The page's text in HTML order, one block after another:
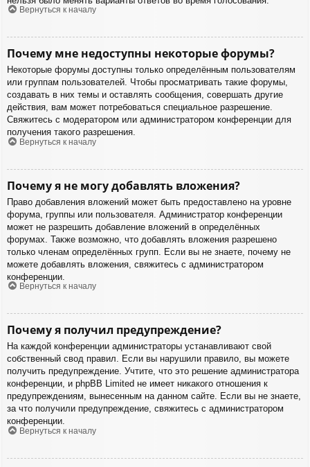
Вернуться к началу
Почему мне недоступны некоторые форумы?
Некоторые форумы доступны только определённым пользователям
или группам пользователей. Чтобы просматривать такие форумы,
создавать в них темы и оставлять сообщения, совершать другие
действия, вам может потребоваться специальное разрешение.
Свяжитесь с модератором или администратором конференции для
получения такого разрешения.
Вернуться к началу
Почему я не могу добавлять вложения?
Право добавления вложений может быть предоставлено на уровне
форума, группы или пользователя. Администратор конференции
может не разрешить добавление вложений в определённых
форумах. Также возможно, что добавлять вложения разрешено
только членам определённых групп. Если вы не знаете, почему не
можете добавлять вложения, свяжитесь с администратором
конференции.
Вернуться к началу
Почему я получил предупреждение?
На каждой конференции администраторы устанавливают свой
собственный свод правил. Если вы нарушили правило, вы можете
получить предупреждение. Учтите, что это решение администратора
конференции, и phpBB Limited не имеет никакого отношения к
предупреждениям, вынесенным на данном сайте. Если вы не знаете,
за что получили предупреждение, свяжитесь с администратором
конференции.
Вернуться к началу